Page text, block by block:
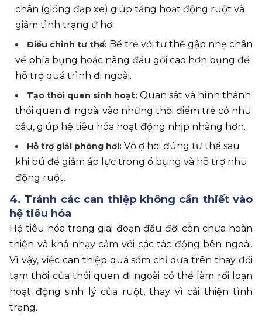
chân (giống đạp xe) giúp tăng hoạt động ruột và
giảm tình trạng ứ hơi.
Điều chỉnh tư thế: Bế trẻ với tư thế gập nhẹ chân
về phía bụng hoặc nâng đầu gối cao hơn bụng để
hỗ trợ quá trình đi ngoài.
Tạo thói quen sinh hoạt: Quan sát và hình thành
thói quen đi ngoài vào những thời điểm trẻ có nhu
cầu, giúp hệ tiêu hóa hoạt động nhịp nhàng hơn.
Hỗ trợ giải phóng hơi: Vỗ ợ hơi đúng tư thế sau
khi bú để giảm áp lực trong ổ bụng và hỗ trợ nhu
động ruột.
4. Tránh các can thiệp không cần thiết vào
hệ tiêu hóa
Hệ tiêu hóa trong giai đoạn đầu đời còn chưa hoàn
thiện và khá nhạy cảm với các tác động bên ngoài.
Vì vậy, việc can thiệp quá sớm chỉ dựa trên thay đổi
tạm thời của thói quen đi ngoài có thể làm rối loạn
hoạt động sinh lý của ruột, thay vì cải thiện tình
trạng.